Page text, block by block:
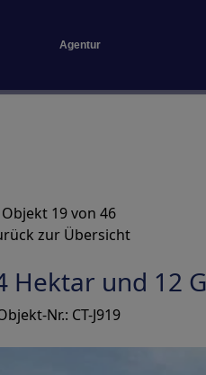
Agentur
Objekt 19 von 46
zur Übersicht
Hektar und 12
Nr.: CT-J919